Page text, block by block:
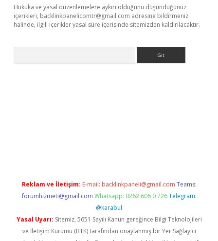
Hukuka ve yasal düzenlemelere aykırı olduğunu düşündüğünüz
içerikleri, backlinkpanelicomtr@gmail.com adresine bildirmeniz
halinde, ilgili içerikler yasal süre içerisinde sitemizden kaldırılacaktır.
Reklam ve İletişim: E-mail: backlinkpaneli@gmail.com Teams:
forumhizmeti@gmail.com Whatsapp: 0262 606 0 726 Telegram:
@karabul
Yasal Uyarı: Sitemiz, 5651 Sayılı Kanun gereğince Bilgi Teknolojileri
ve İletişim Kurumu (BTK) tarafından onaylanmış bir Yer Sağlayıcı